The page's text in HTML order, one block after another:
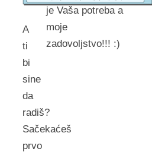
A
ti
bi
sine
da
radiš?
Sačekaćeš
prvo
je Vaša potreba a
moje
zadovoljstvo!!! :)